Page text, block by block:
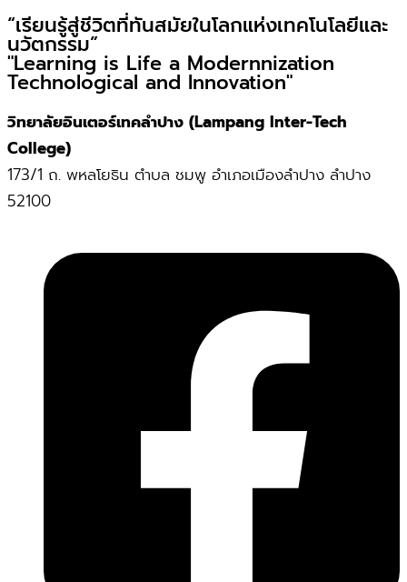
“เรียนรู้สู่ชีวิตที่ทันสมัยในโลกแห่งเทคโนโลยีและ
นวัตกรรม”
"Learning is Life a Modernnization
Technological and Innovation"
วิทยาลัยอินเตอร์เทคลำปาง (Lampang Inter-Tech
College)
173/1 ถ. พหลโยธิน ตำบล ชมพู อำเภอเมืองลำปาง ลำปาง
52100